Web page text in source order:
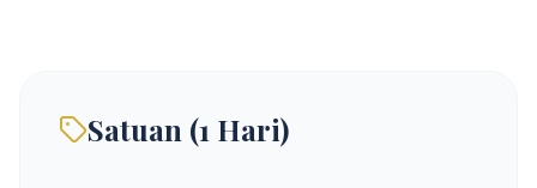
Satuan (1 Hari)